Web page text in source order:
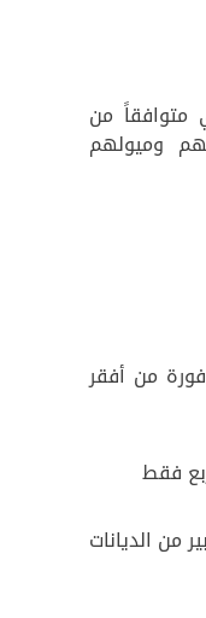
متوافقاً من
وميولهم
من أفقر
من الديانات